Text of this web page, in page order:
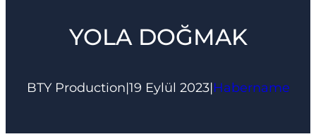
YOLA DOĞMAK
BTY Production|19 Eylül 2023|Habername